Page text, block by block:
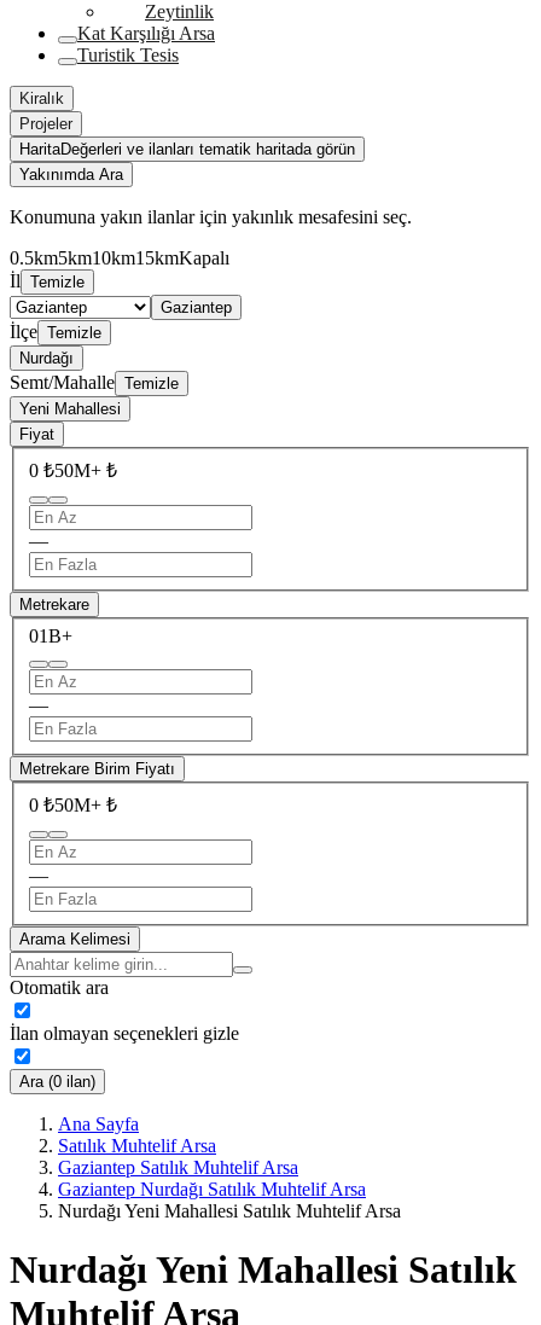
Zeytinlik
Kat Karşılığı Arsa
Turistik Tesis
Kiralık
Projeler
HaritaDeğerleri ve ilanları tematik haritada görün
Yakınımda Ara
Konumuna yakın ilanlar için yakınlık mesafesini seç.
0.5km5km10km15kmKapalı
İl Temizle
Gaziantep
İlçe Temizle
Nurdağı
Semt/Mahalle Temizle
Yeni Mahallesi
Fiyat
0 ₺50M+ ₺
—
Metrekare
01B+
—
Metrekare Birim Fiyatı
0 ₺50M+ ₺
—
Arama Kelimesi
Otomatik ara
İlan olmayan seçenekleri gizle
Ara (0 ilan)
Ana Sayfa
Satılık Muhtelif Arsa
Gaziantep Satılık Muhtelif Arsa
Gaziantep Nurdağı Satılık Muhtelif Arsa
Nurdağı Yeni Mahallesi Satılık Muhtelif Arsa
Nurdağı Yeni Mahallesi Satılık
Muhtelif Arsa